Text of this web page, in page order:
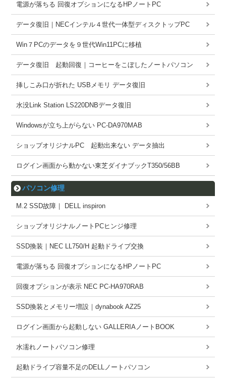
電源が落ちる 回復オプションになるHPノートPC
データ復旧｜NECインテル４世代一体型ディスクトップPC
Win７PCのデータを９世代Win11PCに移植
データ復旧 起動回復｜コーヒーをこぼしたノートパソコン
挿しこみ口が折れた USBメモリ データ復旧
水没Link Station LS220DNBデータ復旧
Windowsが立ち上がらない PC-DA970MAB
ショップオリジナルPC 起動出来ない データ抽出
ログイン画面から動かない東芝ダイナブックT350/56BB
パソコン修理
M.2 SSD故障｜ DELL inspiron
ショップオリジナルノートPCヒンジ修理
SSD換装｜NEC LL750/H 起動ドライブ交換
電源が落ちる 回復オプションになるHPノートPC
回復オプションが表示 NEC PC-HA970RAB
SSD換装とメモリー増設｜dynabook AZ25
ログイン画面から起動しない GALLERIAノートBOOK
水濡れノートパソコン修理
起動ドライブ容量不足のDELLノートパソコン